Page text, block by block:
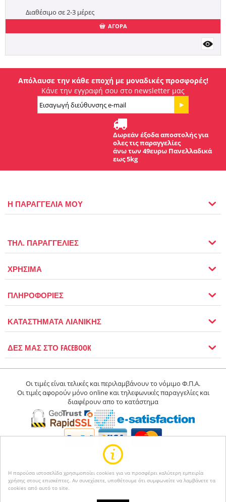
Η παρούσα ιστοσελίδα χρησιμοποίει cookies για να προσφέρει καλύτερη εμπειρία
χρήσης στους επισκέπτες. Αν συνεχίσετε, υποθέτουμε ότι συμφωνείτε να λαμβάνετε τα
cookies από αυτό το site.
Διαθέσιμο σε 2-3 μέρες
ΑΓΟΡΑ
Απόλαυσε την κάθε εποχή με μοναδικές προσφορές!
Κάνε την εγγραφή σου στο newsletter μας
Δωρεάν έξοδα αποστολής για
ολες τις παραγγελίες
άνω των 49ευρω Πανελλαδικά
εως 5kg
Η ΠΑΡΑΓΓΕΛΙΑ ΜΟΥ
ΤΗΛ. ΠΑΡΑΓΓΕΛΙΕΣ
ΧΡΗΣΙΜΑ
ΠΛΗΡΟΦΟΡΙΕΣ
ΚΑΤΑΣΤΗΜΑΤΑ ΛΙΑΝΙΚΗΣ
ΔΕΣ ΜΑΣ ΣΤΟ FACEBOOK
Οι τιμές είναι τελικές και περιλαμβάνουν το νόμιμο Φ.Π.Α.
Οι τιμές αφορούν μόνο online και τηλεφωνικές παραγγελίες και
διαφέρουν απο το κατάστημα
© 2004-2026 Happyseasons.Powered by CS-Cart